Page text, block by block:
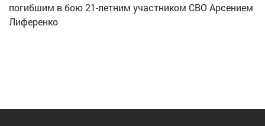
погибшим в бою 21-летним участником СВО Арсением
Лиференко